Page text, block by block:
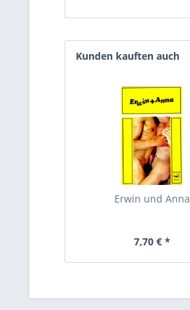
Kunden kauften auch
Erwin und Anna
7,70 € *